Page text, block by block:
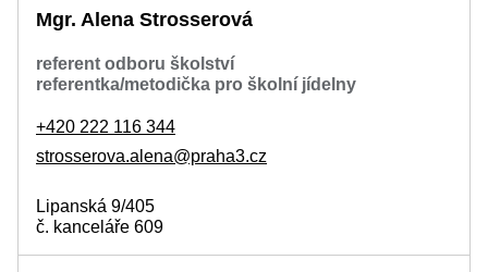
Mgr. Alena Strosserová
referent odboru školství
referentka/metodička pro školní jídelny
+420 222 116 344
strosserova.alena@praha3.cz
Lipanská 9/405
č. kanceláře 609